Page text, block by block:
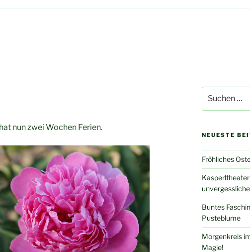
nun zwei Wochen Ferien.
nach:
NEUESTE
Fröhliches
Buntes
Pusteblume
Morgenkreis
Magie!